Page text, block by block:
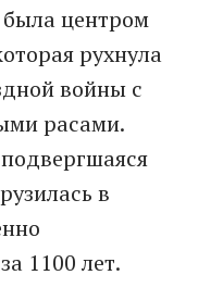
центром
рухнула
войны с
расами.
в
1100 лет.